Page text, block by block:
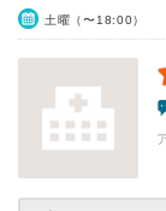
土曜（〜18:00）